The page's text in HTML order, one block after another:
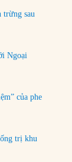
trừng sau
Ngoại
của phe
trị khu